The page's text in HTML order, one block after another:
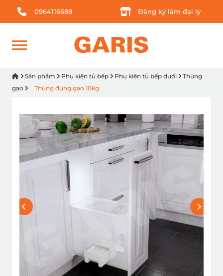
0964116688 Đăng ký làm đại lý
Sản phẩm Phụ kiện tủ bếp Phụ kiện tủ bếp dưới
Thùng
gạo
Thùng đựng gạo 10kg